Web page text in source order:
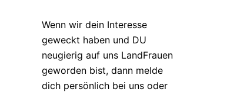
Wenn wir dein Interesse
geweckt haben und DU
neugierig auf uns LandFrauen
geworden bist, dann melde
dich persönlich bei uns oder